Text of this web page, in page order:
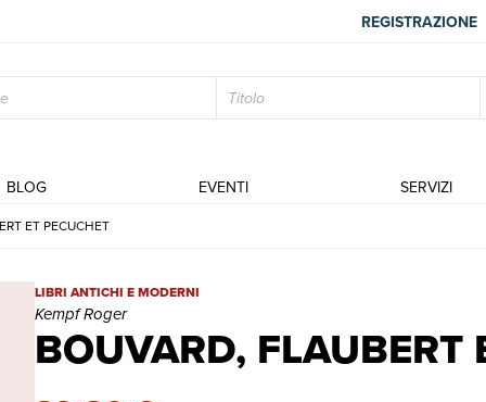
REGISTRAZIONE
BLOG EVENTI SERVIZI
ET PECUCHET
BOUVARD, FLAUBERT
BOUVARD, FLAUBERT ET PECUCHET | Libri antichi e moderni |
LIBRI ANTICHI E MODERNI
Kempf Roger